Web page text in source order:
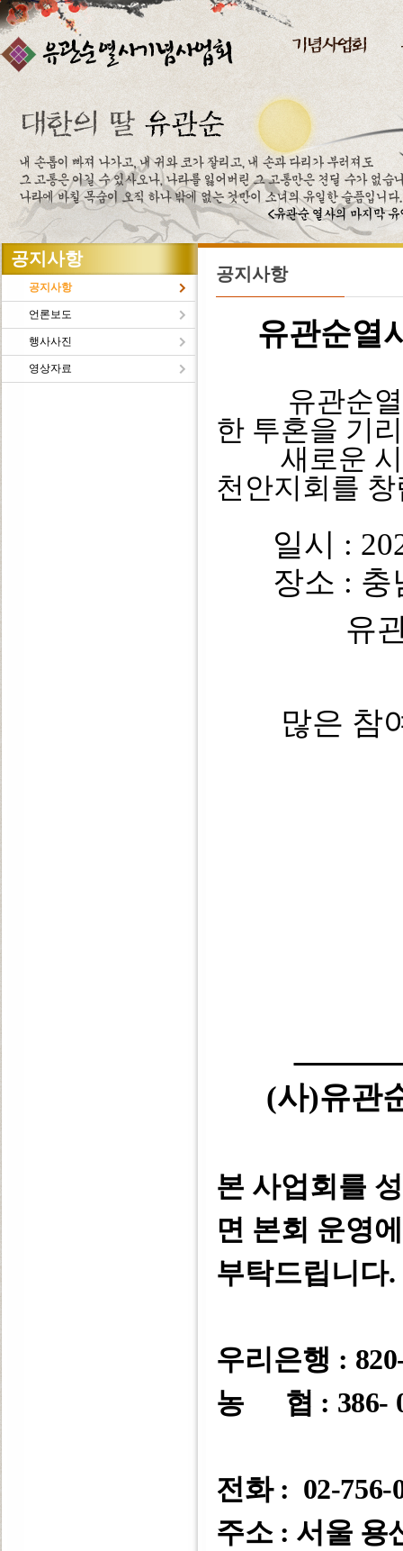
주메뉴바로가기
본문바로가기
공지사항
공지사항
언론보도
행사사진
영상자료
공지사항
유관순열
유관순열사
한 투혼을 기
새로운 시
천안지회를
일시 :
장소 : 충
유
많은 참여
(사)유관
본 사업회를
면 본회 운영
부탁드립니다.
우리은행 :
농 협 : 386-
전화 : 02-756-
주소 : 서울 용